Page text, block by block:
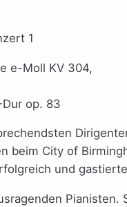
e-Moll KV 304,
Dur op. 83
beim City of
und